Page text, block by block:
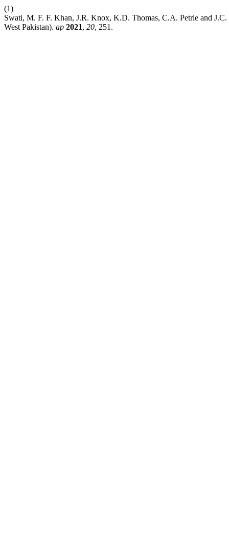
(1)
Swati, M. F. F. Khan, J.R. Knox, K.D. Thomas, C.A. Petrie and
West Pakistan). ap 2021, 20, 251.